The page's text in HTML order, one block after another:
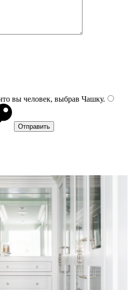
вы человек, выбрав Чашку.